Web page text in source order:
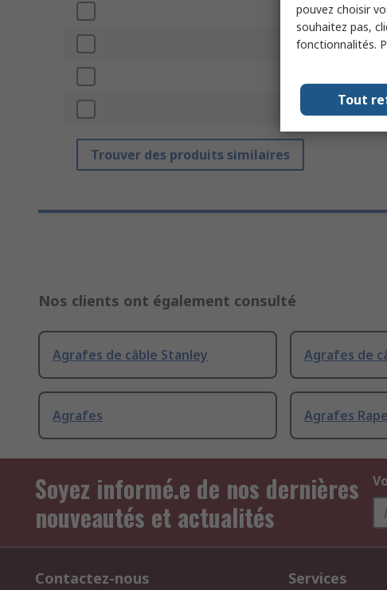
Marque
Type de
Normes/
Trouver des produits similaires
Nos clients ont également consulté
Agrafes de câble Stanley Agrafes de
Agrafes Agrafes
Soyez informé.e de nos dernières
nouveautés et actualités
Contactez-nous Services
pouvez choisir
souhaitez pas,
fonctionnalités.
Tout